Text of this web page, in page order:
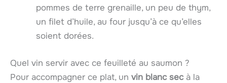
pommes de terre grenaille, un peu de thym,
un filet d’huile, au four jusqu’à ce qu’elles
soient dorées.
Quel vin servir avec ce feuilleté au saumon ?
Pour accompagner ce plat, un vin blanc secà la